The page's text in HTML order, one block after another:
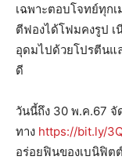
เฉพาะตอบโจทย์ทุก
ตีฟองได้โฟมคงรูป
อุดมไปด้วยโปรตีนแ
ดี
วันนี้ถึง 30 พ.ค.67
ทาง https://bit.ly/
อร่อยฟินของเบนิฟิต